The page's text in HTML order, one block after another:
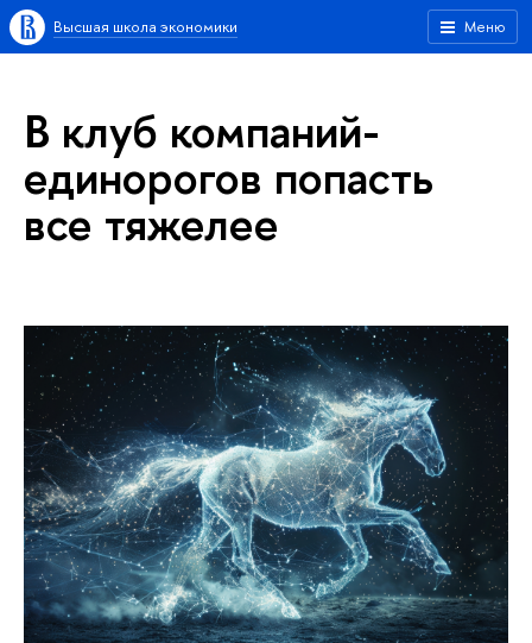
Меню
Высшая школа экономики
В клуб компаний-
единорогов попасть
все тяжелее